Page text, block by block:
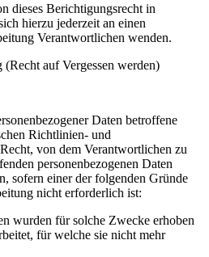
dieses Berichtigungsrecht in
hierzu jederzeit an einen
Verantwortlichen wenden.
auf Vergessen werden)
Daten betroffene
Richtlinien- und
von dem Verantwortlichen zu
personenbezogenen Daten
sofern einer der folgenden Gründe
nicht erforderlich ist:
wurden für solche Zwecke erhoben
für welche sie nicht mehr